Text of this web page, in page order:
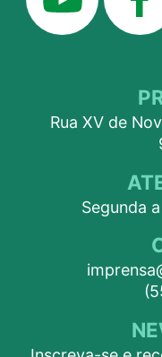
Rua XV de
Segunda